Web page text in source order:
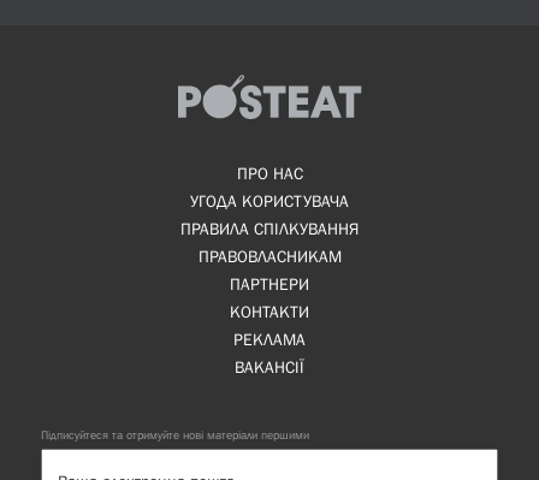
ПРО НАС
УГОДА КОРИСТУВАЧА
ПРАВИЛА СПІЛКУВАННЯ
ПРАВОВЛАСНИКАМ
ПАРТНЕРИ
КОНТАКТИ
РЕКЛАМА
ВАКАНСІЇ
Підписуйтеся та отримуйте нові матеріали першими